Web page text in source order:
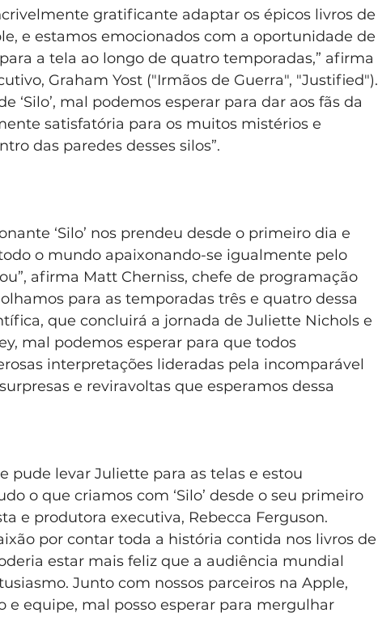
gratificante adaptar os épicos livros de
e estamos emocionados com a oportunidade de
a tela ao longo de quatro temporadas,” afirma
Graham Yost ("Irmãos de Guerra", "Justified").
‘Silo’, mal podemos esperar para dar aos fãs da
satisfatória para os muitos mistérios e
das paredes desses silos”.
‘Silo’ nos prendeu desde o primeiro dia e
o mundo apaixonando-se igualmente pelo
afirma Matt Cherniss, chefe de programação
para as temporadas três e quatro dessa
que concluirá a jornada de Juliette Nichols e
mal podemos esperar para que todos
interpretações lideradas pela incomparável
e reviravoltas que esperamos dessa
pude levar Juliette para as telas e estou
o que criamos com ‘Silo’ desde o seu primeiro
e produtora executiva, Rebecca Ferguson.
por contar toda a história contida nos livros de
estar mais feliz que a audiência mundial
Junto com nossos parceiros na Apple,
e equipe, mal posso esperar para mergulhar